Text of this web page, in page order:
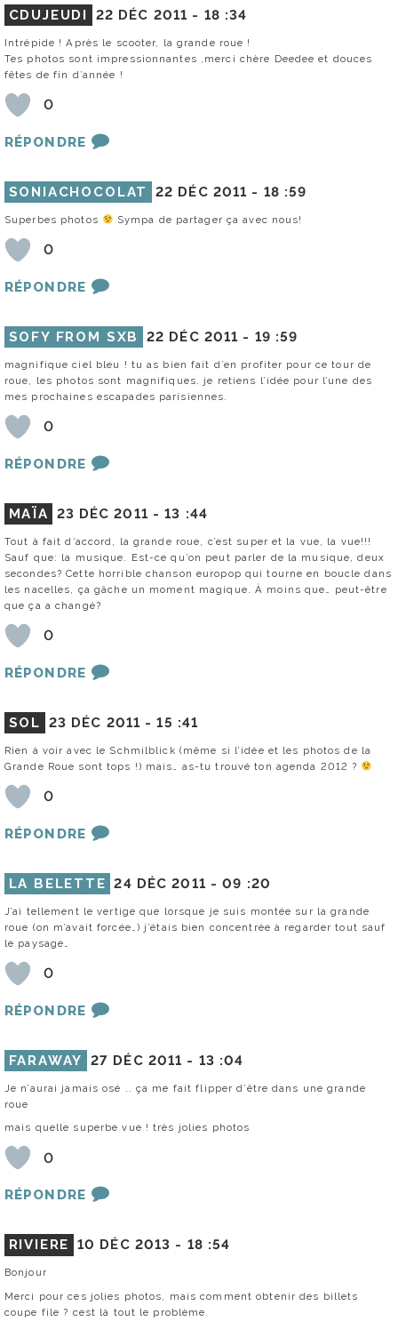
CDUJEUDI 22 DÉC 2011 - 18 :34
Intrépide ! Après le scooter, la grande roue !
Tes photos sont impressionnantes ,merci chère Deedee et douces
fêtes de fin d’année !
0
RÉPONDRE
SONIACHOCOLAT 22 DÉC 2011 - 18 :59
Superbes photos Sympa de partager ça avec nous!
0
RÉPONDRE
SOFY FROM SXB 22 DÉC 2011 - 19 :59
magnifique ciel bleu ! tu as bien fait d’en profiter pour ce tour de
roue, les photos sont magnifiques. je retiens l’idée pour l’une des
mes prochaines escapades parisiennes.
0
RÉPONDRE
MAÏA 23 DÉC 2011 -13 :44
Tout à fait d’accord, la grande roue, c’est super et la vue, la vue!!!
Sauf que: la musique. Est-ce qu’on peut parler de la musique, deux
secondes? Cette horrible chanson europop qui tourne en boucle dans
les nacelles, ça gâche un moment magique. À moins que… peut-être
que ça a changé?
0
RÉPONDRE
SOL 23 DÉC 2011 -15 :41
Rien à voir avec le Schmilblick (même si l’idée et les photos de la
Grande Roue sont tops !) mais… as-tu trouvé ton agenda 2012 ?
0
RÉPONDRE
LA BELETTE 24 DÉC 2011 -09 :20
J’ai tellement le vertige que lorsque je suis montée sur la grande
roue (on m’avait forcée…) j’étais bien concentrée à regarder tout sauf
le paysage…
0
RÉPONDRE
FARAWAY 27 DÉC 2011 - 13 :04
Je n’aurai jamais osé .. ça me fait flipper d’être dans une grande
roue
mais quelle superbe vue ! très jolies photos
0
RÉPONDRE
RIVIERE 10 DÉC 2013 - 18 :54
Bonjour
Merci pour ces jolies photos, mais comment obtenir des billets
coupe file ? cest là tout le problème.